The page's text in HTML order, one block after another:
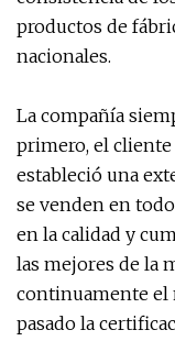
productos de
nacionales.
La compañía
primero, el
estableció una
se venden en
en la calidad y
las mejores de la
continuamente el
pasado la